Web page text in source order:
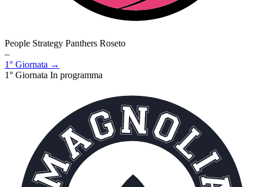
People Strategy Panthers Roseto
–
1° Giornata →
1° Giornata In programma